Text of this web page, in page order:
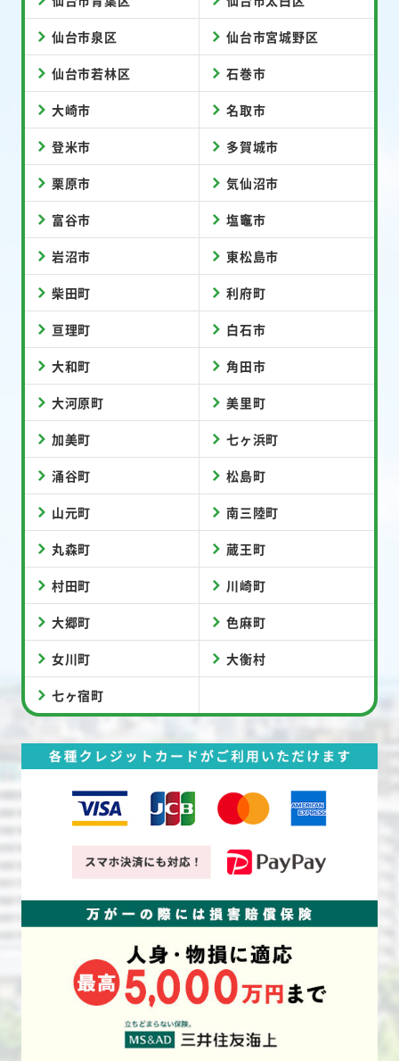
仙台市泉区 仙台市宮城野区
仙台市若林区 石巻市
大崎市 名取市
登米市 多賀城市
栗原市 気仙沼市
富谷市 塩竈市
岩沼市 東松島市
柴田町 利府町
亘理町 白石市
大和町 角田市
大河原町 美里町
加美町 七ヶ浜町
涌谷町 松島町
山元町 南三陸町
丸森町 蔵王町
村田町 川崎町
大郷町 色麻町
女川町 大衡村
七ヶ宿町